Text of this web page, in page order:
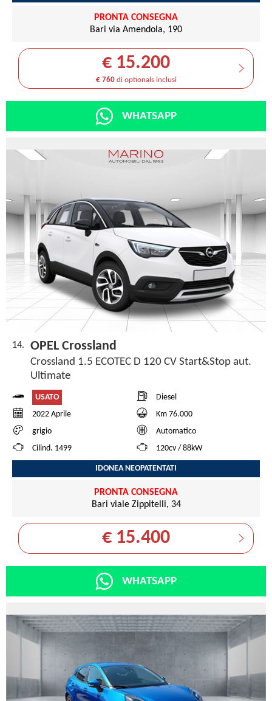
PRONTA CONSEGNA
Bari via Amendola, 190
€ 15.200
€ 760di optionals inclusi
WHATSAPP
14. OPEL Crossland
Crossland 1.5 ECOTEC D 120 CV Start&Stop aut.
Ultimate
USATO
Diesel
2022 Aprile
Km 76.000
grigio
Automatico
Cilind. 1499
120cv / 88kW
IDONEA NEOPATENTATI
PRONTA CONSEGNA
Bari viale Zippitelli, 34
€ 15.400
WHATSAPP